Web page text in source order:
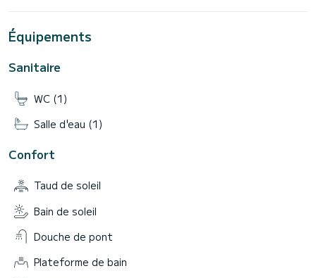
Équipements
Sanitaire
WC (1)
Salle d'eau (1)
Confort
Taud de soleil
Bain de soleil
Douche de pont
Plateforme de bain